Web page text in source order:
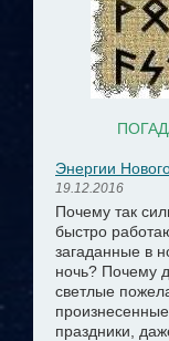
Энергии
19.12.2016
Почему так
быстро
загаданные в
ночь? Почему
светлые
праздники,